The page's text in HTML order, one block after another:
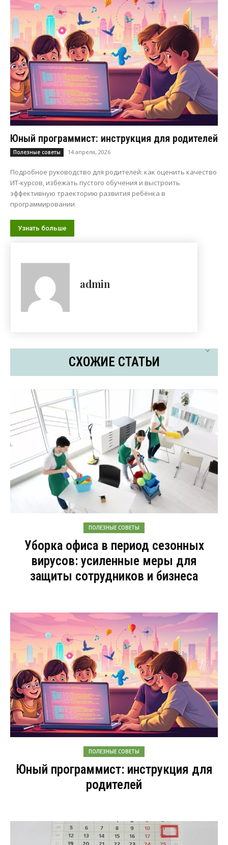
Юный программист: инструкция для родителей
Полезные советы 14 апреля, 2026
Подробное руководство для родителей: как оценить качество
ИТ-курсов, избежать пустого обучения и выстроить
эффективную траекторию развития ребёнка в
программировании
Узнать больше
admin
СХОЖИЕ СТАТЬИ
ПОЛЕЗНЫЕ СОВЕТЫ
Уборка офиса в период сезонных
вирусов: усиленные меры для
защиты сотрудников и бизнеса
ПОЛЕЗНЫЕ СОВЕТЫ
Юный программист: инструкция для
родителей